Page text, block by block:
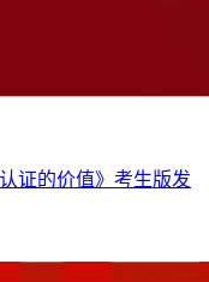
证的价值》考生版发